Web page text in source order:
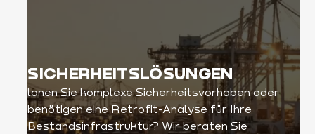
SICHERHEITSLÖSUNGEN
lanen Sie komplexe Sicherheitsvorhaben oder
benötigen eine Retrofit-Analyse für Ihre
Bestandsinfrastruktur? Wir beraten Sie